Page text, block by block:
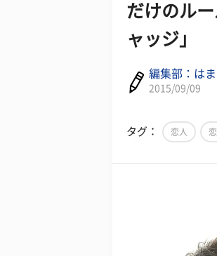
だけのル
ャッジ」
編集部：は
2015/09/09
タグ： 恋人